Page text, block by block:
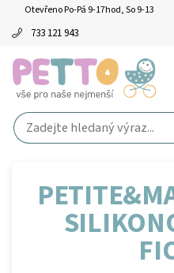
Otevřeno Po-Pá 9-17hod, So 9-13
733 121 943